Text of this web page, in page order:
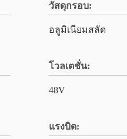
วัสดุกรอบ:
อลูมิเนียมสลัด
โวลเตชั่น:
48V
แรงบิด: